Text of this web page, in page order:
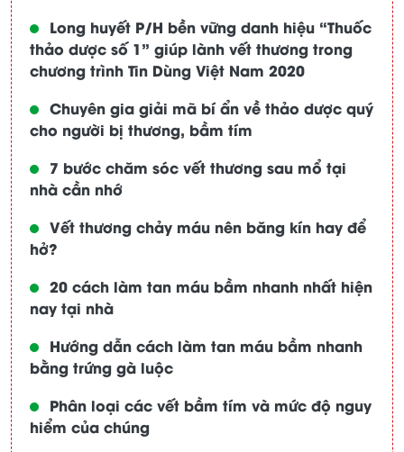
Long huyết P/H bền vững danh hiệu “Thuốc
thảo dược số 1” giúp lành vết thương trong
chương trình Tin Dùng Việt Nam 2020
Chuyên gia giải mã bí ẩn về thảo dược quý
cho người bị thương, bầm tím
7 bước chăm sóc vết thương sau mổ tại
nhà cần nhớ
Vết thương chảy máu nên băng kín hay để
hở?
20 cách làm tan máu bầm nhanh nhất hiện
nay tại nhà
Hướng dẫn cách làm tan máu bầm nhanh
bằng trứng gà luộc
Phân loại các vết bầm tím và mức độ nguy
hiểm của chúng